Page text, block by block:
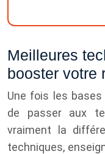
Meilleures
booster votre
Une fois les
de passer aux
vraiment la
techniques,